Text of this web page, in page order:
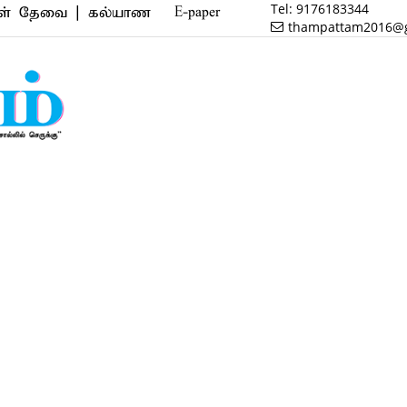
| கல்யாண வரன் | மருத்துவம் | வணிகம் | பைனான்ஸ்
E-paper Tel: 9176183344